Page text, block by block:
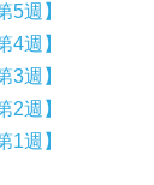
5週】
4週】
3週】
2週】
1週】